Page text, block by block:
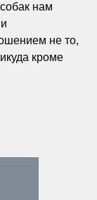
нам
не то,
кроме